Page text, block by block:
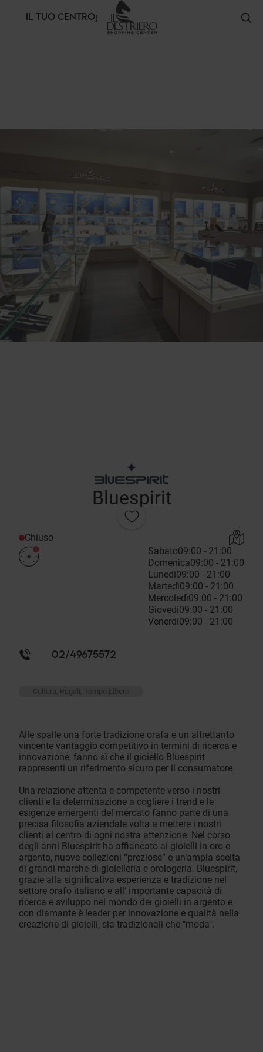
IL TUO CENTRO
Bluespirit
Chiuso
Sabato09:00 - 21:00
Domenica09:00 - 21:00
Lunedì09:00 - 21:00
Martedì09:00 - 21:00
Mercoledì09:00 - 21:00
Giovedì09:00 - 21:00
Venerdì09:00 - 21:00
02/49675572
Cultura, Regali, Tempo Libero
Alle spalle una forte tradizione orafa e un altrettanto
vincente vantaggio competitivo in termini di ricerca e
innovazione, fanno sì che il gioiello Bluespirit
rappresenti un riferimento sicuro per il consumatore.
Una relazione attenta e competente verso i nostri
clienti e la determinazione a cogliere i trend e le
esigenze emergenti del mercato fanno parte di una
precisa filosofia aziendale volta a mettere i nostri
clienti al centro di ogni nostra attenzione. Nel corso
degli anni Bluespirit ha affiancato ai gioielli in oro e
argento, nuove collezioni “preziose” e un’ampia scelta
di grandi marche di gioielleria e orologeria. Bluespirit,
grazie alla significativa esperienza e tradizione nel
settore orafo italiano e all’ importante capacità di
ricerca e sviluppo nel mondo dei gioielli in argento e
con diamante è leader per innovazione e qualità nella
creazione di gioielli, sia tradizionali che "moda".
Pannello di gestione dei cookies